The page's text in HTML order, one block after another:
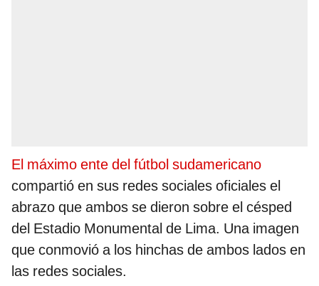
El máximo ente del fútbol sudamericano
compartió en sus redes sociales oficiales el
abrazo que ambos se dieron sobre el césped
del Estadio Monumental de Lima. Una imagen
que conmovió a los hinchas de ambos lados en
las redes sociales.